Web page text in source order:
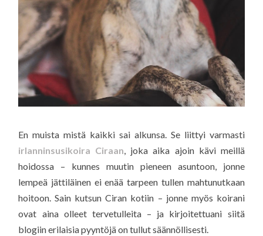
En muista mistä kaikki sai alkunsa. Se liittyi varmasti
irlanninsusikoira Ciraan, joka aika ajoin kävi meillä
hoidossa – kunnes muutin pieneen asuntoon, jonne
lempeä jättiläinen ei enää tarpeen tullen mahtunutkaan
hoitoon. Sain kutsun Ciran kotiin – jonne myös koirani
ovat aina olleet tervetulleita – ja kirjoitettuani siitä
blogiin erilaisia pyyntöjä on tullut säännöllisesti.